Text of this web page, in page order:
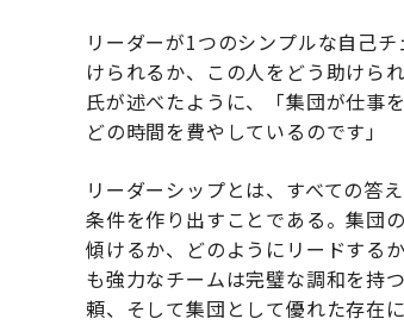
リーダーが1つのシンプルな自己
けられるか、この人をどう助けら
氏が述べたように、「集団が仕事
どの時間を費やしているのです」
リーダーシップとは、すべての答
条件を作り出すことである。集団
傾けるか、どのようにリードする
も強力なチームは完璧な調和を持
頼、そして集団として優れた存在